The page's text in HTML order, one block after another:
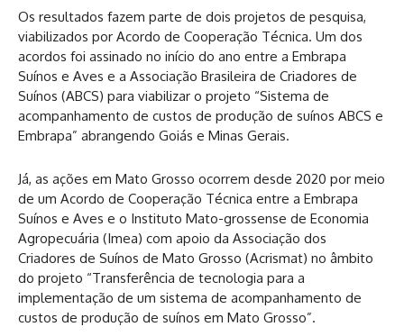
Os resultados fazem parte de dois projetos de pesquisa,
viabilizados por Acordo de Cooperação Técnica. Um dos
acordos foi assinado no início do ano entre a Embrapa
Suínos e Aves e a Associação Brasileira de Criadores de
Suínos (ABCS) para viabilizar o projeto “Sistema de
acompanhamento de custos de produção de suínos ABCS e
Embrapa” abrangendo Goiás e Minas Gerais.
Já, as ações em Mato Grosso ocorrem desde 2020 por meio
de um Acordo de Cooperação Técnica entre a Embrapa
Suínos e Aves e o Instituto Mato-grossense de Economia
Agropecuária (Imea) com apoio da Associação dos
Criadores de Suínos de Mato Grosso (Acrismat) no âmbito
do projeto “Transferência de tecnologia para a
implementação de um sistema de acompanhamento de
custos de produção de suínos em Mato Grosso”.